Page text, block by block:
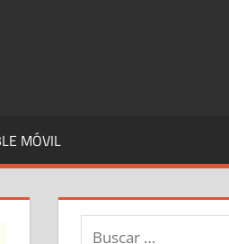
MÓVIL
Buscar: